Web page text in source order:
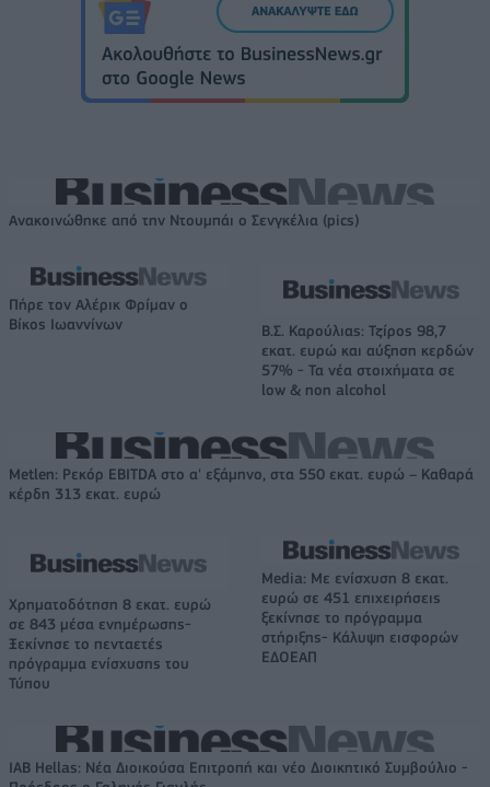
Ανακοινώθηκε από την Ντουμπάι ο Σενγκέλια (pics)
Πήρε τον Αλέρικ Φρίμαν ο
Βίκος Ιωαννίνων
Β.Σ. Καρούλιας: Τζίρος 98,7
εκατ. ευρώ και αύξηση κερδών
57% - Τα νέα στοιχήματα σε
low & non alcohol
Metlen: Ρεκόρ EBITDA στο α' εξάμηνο, στα 550 εκατ. ευρώ – Καθαρά
κέρδη 313 εκατ. ευρώ
Χρηματοδότηση 8 εκατ. ευρώ
σε 843 μέσα ενημέρωσης-
Ξεκίνησε το πενταετές
πρόγραμμα ενίσχυσης του
Τύπου
Media: Με ενίσχυση 8 εκατ.
ευρώ σε 451 επιχειρήσεις
ξεκίνησε το πρόγραμμα
στήριξης- Κάλυψη εισφορών
ΕΔΟΕΑΠ
IAB Hellas: Νέα Διοικούσα Επιτροπή και νέο Διοικητικό Συμβούλιο -